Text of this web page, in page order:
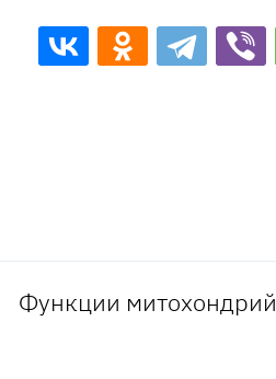
Функции митохондрий